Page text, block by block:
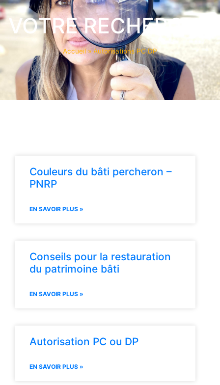
VOTRE RECHERCHE
Accueil»Autorisations PC DP
Couleurs du bâti percheron –
PNRP
EN SAVOIR PLUS »
Conseils pour la restauration
du patrimoine bâti
EN SAVOIR PLUS »
Autorisation PC ou DP
EN SAVOIR PLUS »